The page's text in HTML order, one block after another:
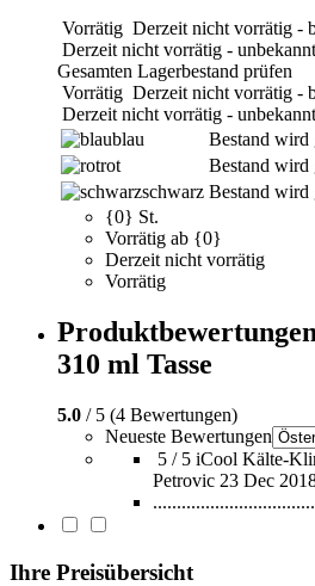
Vorrätig Derzeit nicht vorrätig -
Derzeit nicht vorrätig -
Gesamten Lagerbestand prüfen
Vorrätig Derzeit nicht vorrätig -
Derzeit nicht vorrätig -
blau
Bestand wird
rot
Bestand wird
schwarz Bestand wird
{0} St.
Vorrätig ab {0}
Derzeit nicht vorrätig
Vorrätig
310 ml Tasse
5.0 / 5 (4 Bewertungen)
Neueste Bewertungen
5 / 5 iCool Kälte-
Petrovic 23 Dec
Ihre Preisübersicht